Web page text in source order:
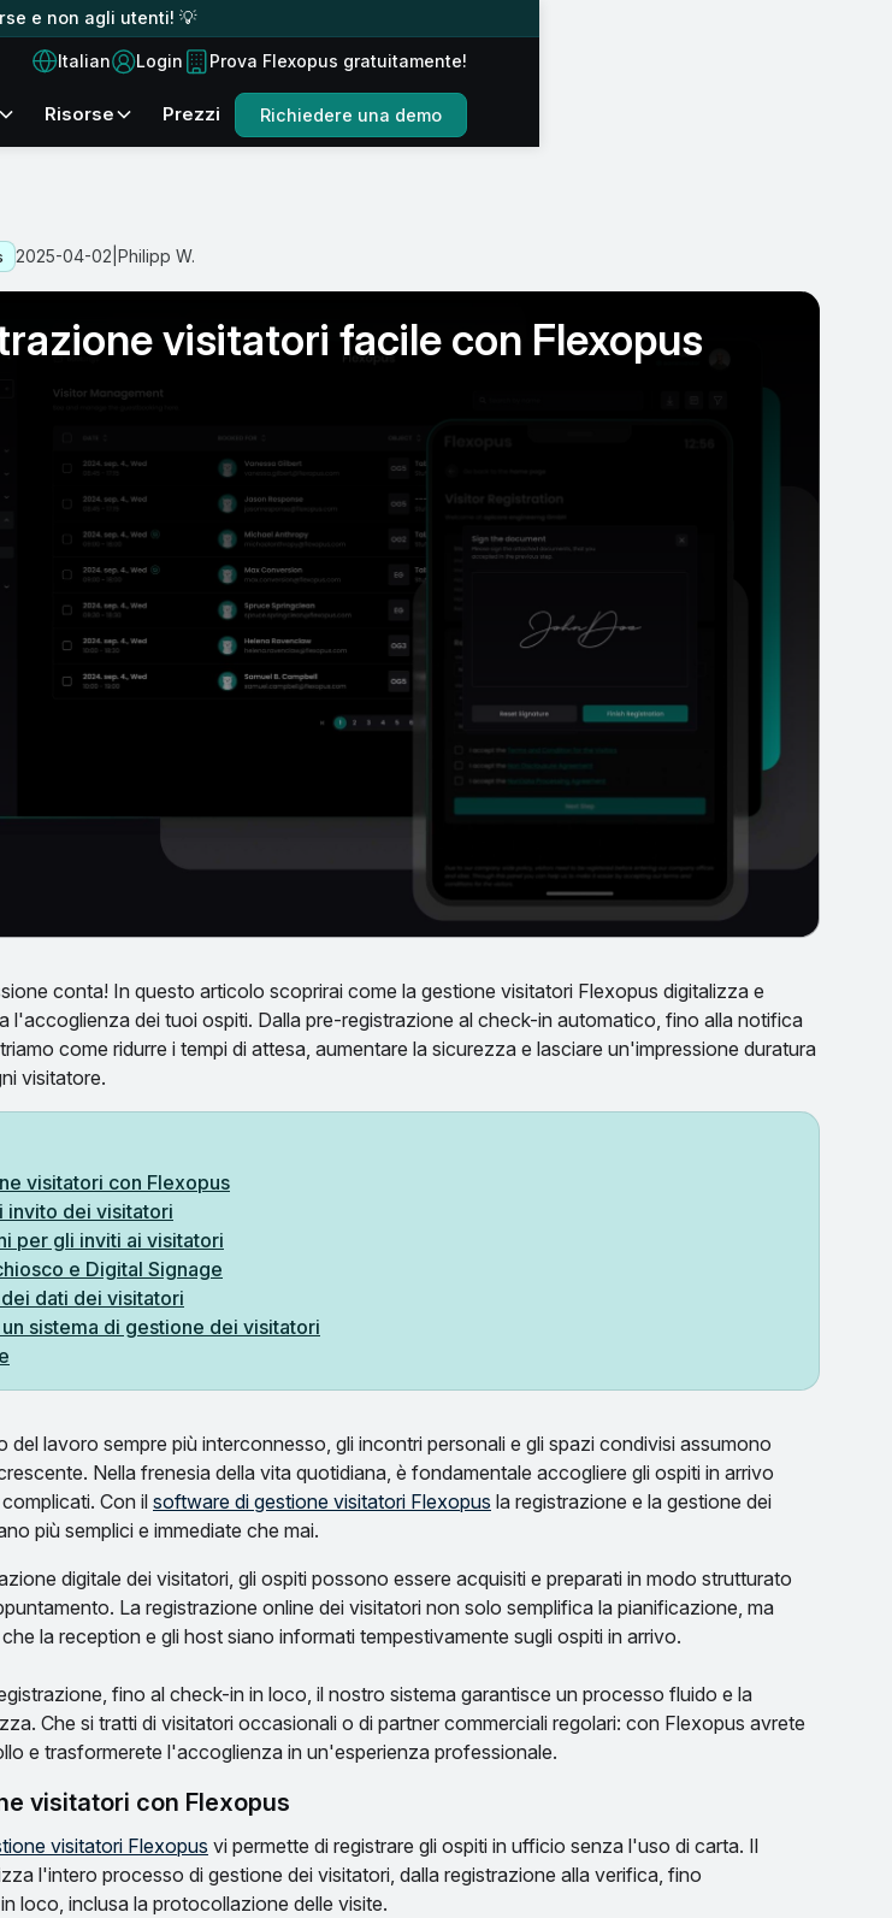
e non agli utenti! 💡
Italian Login Prova Flexopus gratuitamente!
Risorse Prezzi Richiedere una demo
2025-04-02 |Philipp W.
visitatori facile con Flexopus
conta! In questo articolo scoprirai come la gestione visitatori Flexopus digitalizza e
l'accoglienza dei tuoi ospiti. Dalla pre-registrazione al check-in automatico, fino alla notifica
come ridurre i tempi di attesa, aumentare la sicurezza e lasciare un'impressione duratura
visitatore.
visitatori con Flexopus
invito dei visitatori
per gli inviti ai visitatori
e Digital Signage
dati dei visitatori
sistema di gestione dei visitatori
del lavoro sempre più interconnesso, gli incontri personali e gli spazi condivisi assumono
Nella frenesia della vita quotidiana, è fondamentale accogliere gli ospiti in arrivo
Con il software di gestione visitatori Flexopus la registrazione e la gestione dei
più semplici e immediate che mai.
digitale dei visitatori, gli ospiti possono essere acquisiti e preparati in modo strutturato
La registrazione online dei visitatori non solo semplifica la pianificazione, ma
la reception e gli host siano informati tempestivamente sugli ospiti in arrivo.
fino al check-in in loco, il nostro sistema garantisce un processo fluido e la
Che si tratti di visitatori occasionali o di partner commerciali regolari: con Flexopus avrete
e trasformerete l'accoglienza in un'esperienza professionale.
visitatori con Flexopus
visitatori Flexopus vi permette di registrare gli ospiti in ufficio senza l'uso di carta. Il
l'intero processo di gestione dei visitatori, dalla registrazione alla verifica, fino
loco, inclusa la protocollazione delle visite.